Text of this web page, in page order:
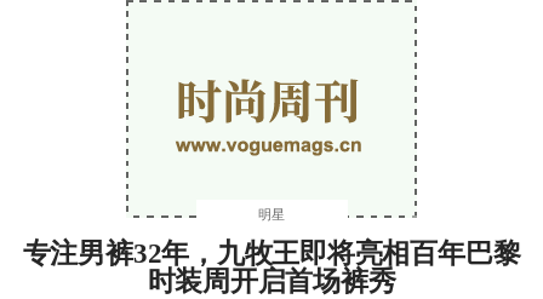
明星
专注男裤32年，九牧王即将亮相百年巴黎
时装周开启首场裤秀